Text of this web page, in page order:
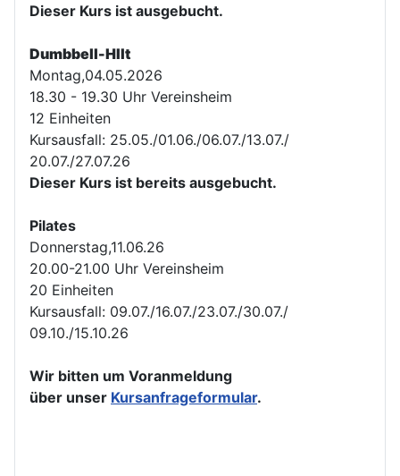
Dieser Kurs ist ausgebucht.
Dumbbell-HIIt
Montag,04.05.2026
18.30 - 19.30 Uhr Vereinsheim
12 Einheiten
Kursausfall: 25.05./01.06./06.07./13.07./
20.07./27.07.26
Dieser Kurs ist bereits ausgebucht.
Pilates
Donnerstag,11.06.26
20.00-21.00 Uhr Vereinsheim
20 Einheiten
Kursausfall: 09.07./16.07./23.07./30.07./
09.10./15.10.26
Wir bitten um Voranmeldung
über unser Kursanfrageformular.